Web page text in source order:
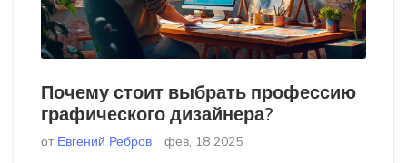
Почему стоит выбрать профессию
графического дизайнера?
от Евгений Ребров фев, 18 2025